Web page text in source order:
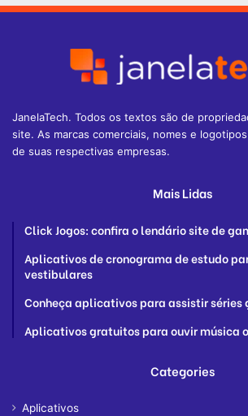
JanelaTech. Todos os textos são de
site. As marcas comerciais, nomes e
de suas respectivas empresas.
Mais Lidas
Click Jogos: confira o lendário site de
Aplicativos de cronograma de estudo
vestibulares
Conheça aplicativos para assistir séries
Aplicativos gratuitos para ouvir música
Categories
Aplicativos